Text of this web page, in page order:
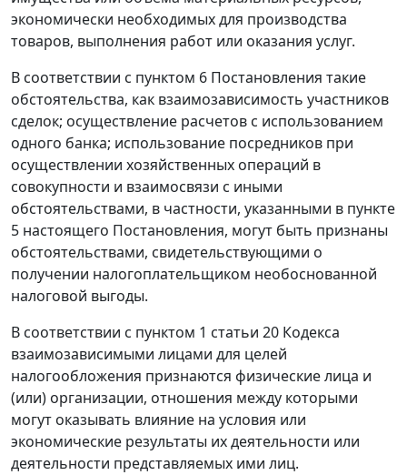
экономически необходимых для производства
товаров, выполнения работ или оказания услуг.
В соответствии с пунктом 6 Постановления такие
обстоятельства, как взаимозависимость участников
сделок; осуществление расчетов с использованием
одного банка; использование посредников при
осуществлении хозяйственных операций в
совокупности и взаимосвязи с иными
обстоятельствами, в частности, указанными в пункте
5 настоящего Постановления, могут быть признаны
обстоятельствами, свидетельствующими о
получении налогоплательщиком необоснованной
налоговой выгоды.
В соответствии с пунктом 1 статьи 20 Кодекса
взаимозависимыми лицами для целей
налогообложения признаются физические лица и
(или) организации, отношения между которыми
могут оказывать влияние на условия или
экономические результаты их деятельности или
деятельности представляемых ими лиц.